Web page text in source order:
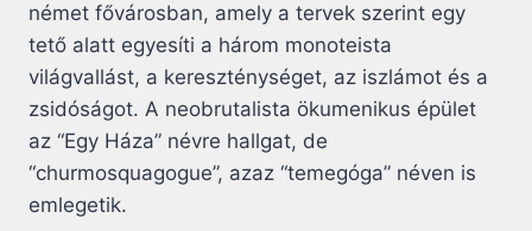
német fővárosban, amely a tervek szerint egy
tető alatt egyesíti a három monoteista
világvallást, a kereszténységet, az iszlámot és a
zsidóságot. A neobrutalista ökumenikus épület
az “Egy Háza” névre hallgat, de
“churmosquagogue”, azaz “temegóga” néven is
emlegetik.